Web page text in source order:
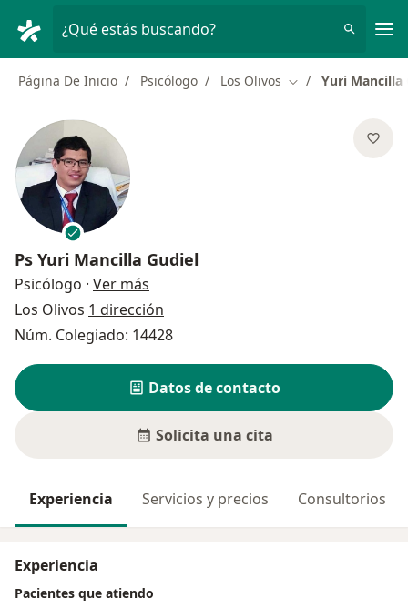
¿Qué estás buscando?
Página De Inicio Psicólogo Los Olivos Cambiar de ciudad
Yuri Mancilla
Ps Yuri Mancilla Gudiel
Psicólogo · Ver más
Los Olivos 1 dirección
Núm. Colegiado: 14428
Datos de contacto
Solicita una cita
Experiencia Servicios y precios Consultorios
Experiencia
Pacientes que atiendo